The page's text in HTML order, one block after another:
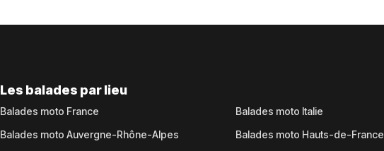
Les balades par lieu
Balades moto France
Balades moto Auvergne-Rhône-Alpes
Balades moto Italie
Balades moto Hauts-de-France